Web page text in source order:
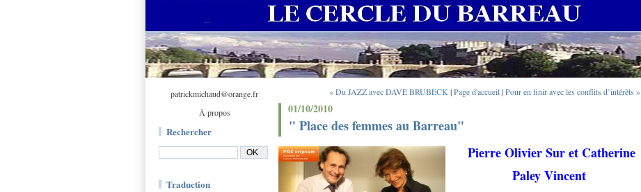
patrickmichaud@orange.fr
À propos
Rechercher
Traduction
« Du JAZZ avec DAVE BRUBECK |Page d'accueil|Pour en finir avec les conflits d’intérêts »
01/10/2010
" Place des femmes au Barreau"
Pierre Olivier Sur et Catherine
Paley Vincent